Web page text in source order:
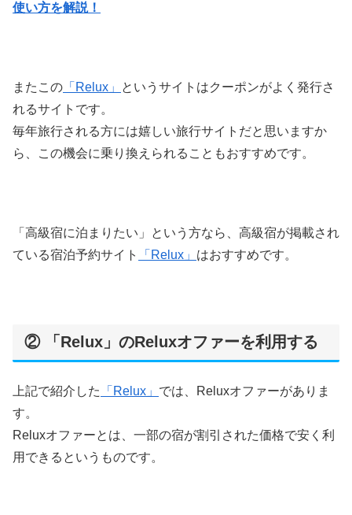
使い方を解説！
またこの 「Relux」
というサイトはクーポンがよく発行さ
れるサイトです。
毎年旅行される方には嬉しい旅行サイトだと思いますか
ら、この機会に乗り換えられることもおすすめです。
「高級宿に泊まりたい」という方なら、高級宿が掲載され
ている宿泊予約サイト
「Relux」 はおすすめです。
② 「Relux」のReluxオファーを利用する
上記で紹介した 「Relux」 では、Reluxオファーがありま
す。
Reluxオファーとは、一部の宿が割引された価格で安く利
用できるというものです。